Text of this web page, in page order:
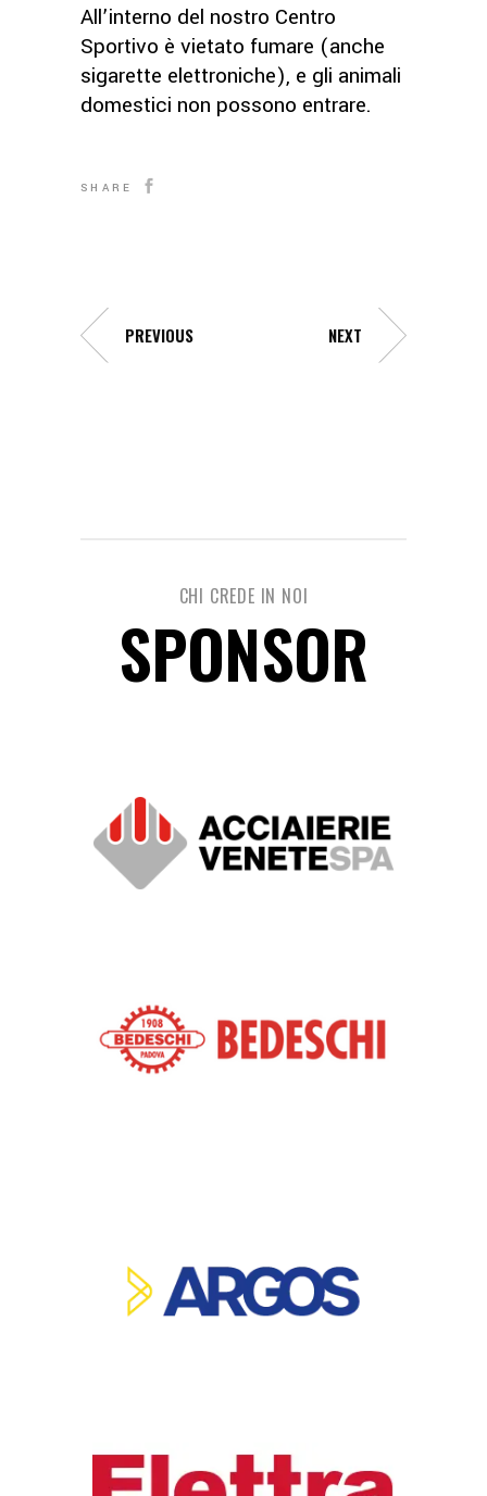
All’interno del nostro Centro
Sportivo è vietato fumare (anche
sigarette elettroniche), e gli animali
domestici non possono entrare.
SHARE
PREVIOUS NEXT
CHI CREDE IN NOI
SPONSOR